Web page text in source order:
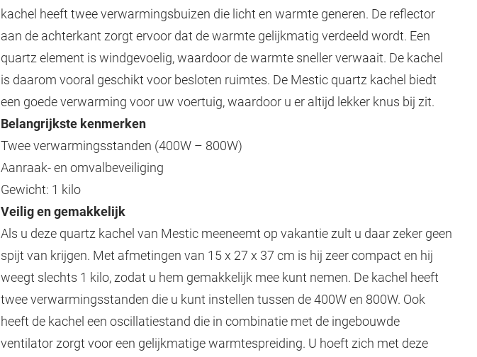
kachel heeft twee verwarmingsbuizen die licht en warmte generen. De reflector
aan de achterkant zorgt ervoor dat de warmte gelijkmatig verdeeld wordt. Een
quartz element is windgevoelig, waardoor de warmte sneller verwaait. De kachel
is daarom vooral geschikt voor besloten ruimtes. De Mestic quartz kachel biedt
een goede verwarming voor uw voertuig, waardoor u er altijd lekker knus bij zit.
Belangrijkste kenmerken
Twee verwarmingsstanden (400W – 800W)
Aanraak- en omvalbeveiliging
Gewicht: 1 kilo
Veilig en gemakkelijk
Als u deze quartz kachel van Mestic meeneemt op vakantie zult u daar zeker geen
spijt van krijgen. Met afmetingen van 15 x 27 x 37 cm is hij zeer compact en hij
weegt slechts 1 kilo, zodat u hem gemakkelijk mee kunt nemen. De kachel heeft
twee verwarmingsstanden die u kunt instellen tussen de 400W en 800W. Ook
heeft de kachel een oscillatiestand die in combinatie met de ingebouwde
ventilator zorgt voor een gelijkmatige warmtespreiding. U hoeft zich met deze